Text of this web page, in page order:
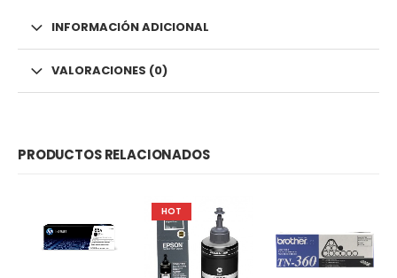
INFORMACIÓN ADICIONAL
VALORACIONES (0)
PRODUCTOS RELACIONADOS
HOT